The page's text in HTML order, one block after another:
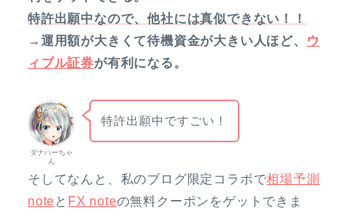
特許出願中なので、他社には真似できない！！
→運用額が大きくて待機資金が大きい人ほど、
ウ
ィブル証券が有利になる。
ダナハーちゃ
ん
特許出願中ですごい！
そしてなんと、私のブログ限定コラボで相場予測
note と FX noteの無料クーポンをゲットできま